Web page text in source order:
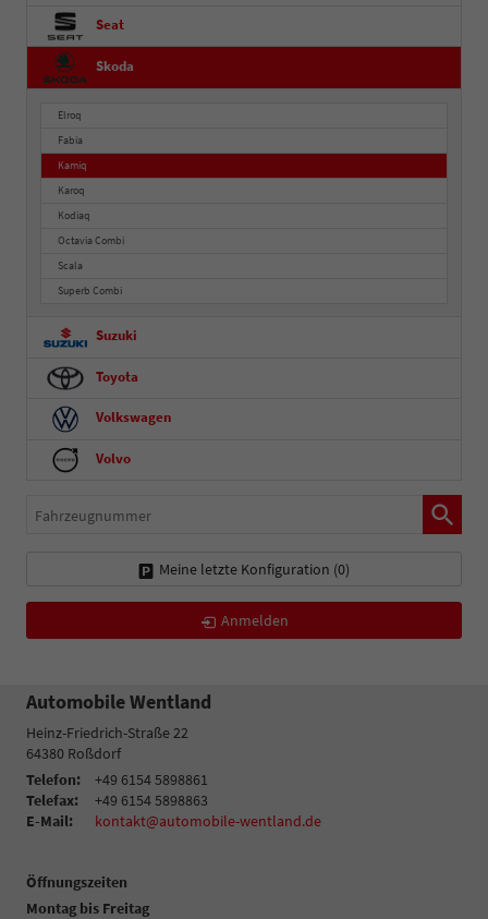
Seat
Skoda
Elroq
Fabia
Kamiq
Karoq
Kodiaq
Octavia Combi
Scala
Superb Combi
Suzuki
Toyota
Volkswagen
Volvo
Fahrzeugnummer
Meine letzte Konfiguration (0)
Anmelden
Automobile Wentland
Heinz-Friedrich-Straße 22
64380 Roßdorf
Telefon:
+49 6154 5898861
Telefax:
+49 6154 5898863
E-Mail:
kontakt@automobile-wentland.de
Öffnungszeiten
Montag bis Freitag